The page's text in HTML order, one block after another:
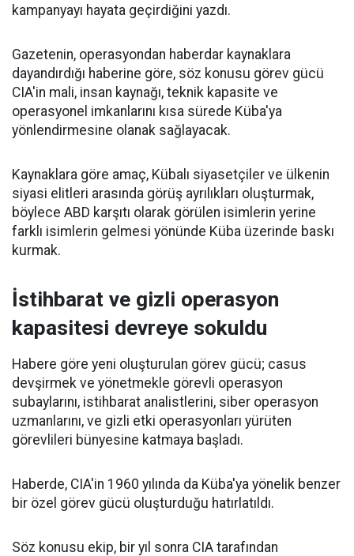
kampanyayı hayata geçirdiğini yazdı.
Gazetenin, operasyondan haberdar kaynaklara
dayandırdığı haberine göre, söz konusu görev gücü
CIA'in mali, insan kaynağı, teknik kapasite ve
operasyonel imkanlarını kısa sürede Küba'ya
yönlendirmesine olanak sağlayacak.
Kaynaklara göre amaç, Kübalı siyasetçiler ve ülkenin
siyasi elitleri arasında görüş ayrılıkları oluşturmak,
böylece ABD karşıtı olarak görülen isimlerin yerine
farklı isimlerin gelmesi yönünde Küba üzerinde baskı
kurmak.
İstihbarat ve gizli operasyon
kapasitesi devreye sokuldu
Habere göre yeni oluşturulan görev gücü; casus
devşirmek ve yönetmekle görevli operasyon
subaylarını, istihbarat analistlerini, siber operasyon
uzmanlarını, ve gizli etki operasyonları yürüten
görevlileri bünyesine katmaya başladı.
Haberde, CIA'in 1960 yılında da Küba'ya yönelik benzer
bir özel görev gücü oluşturduğu hatırlatıldı.
Söz konusu ekip, bir yıl sonra CIA tarafından